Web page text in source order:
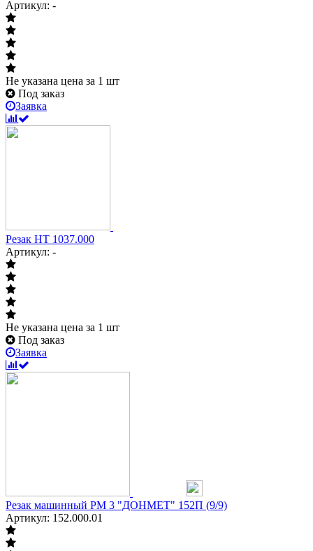
Артикул: -
Не указана цена за 1 шт
Под заказ
Заявка
Резак НТ 1037.000
Артикул: -
Не указана цена за 1 шт
Под заказ
Заявка
Резак машинный РМ 3 "ДОНМЕТ" 152П (9/9)
Артикул: 152.000.01